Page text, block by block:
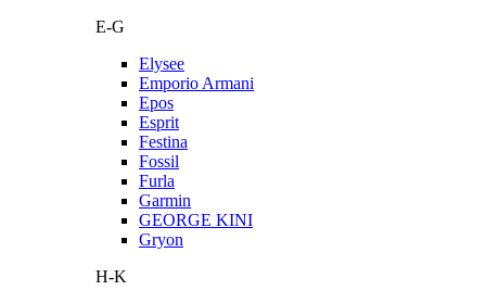
E-G
Elysee
Emporio Armani
Epos
Esprit
Festina
Fossil
Furla
Garmin
GEORGE KINI
Gryon
H-K